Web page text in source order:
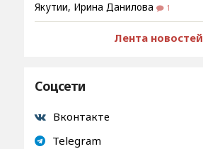
Якутии, Ирина Данилова
1
Лента новостей
Соцсети
Вконтакте
Telegram